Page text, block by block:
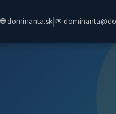
🌐 dominanta.sk|✉